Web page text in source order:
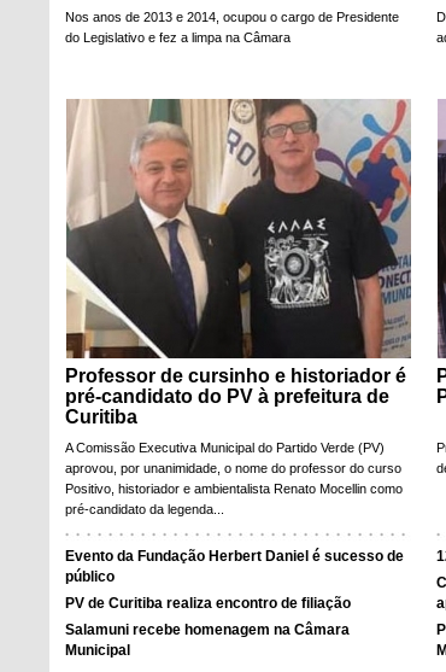
Nos anos de 2013 e 2014, ocupou o cargo de Presidente
do Legislativo e fez a limpa na Câmara
Professor de cursinho e historiador é
pré-candidato do PV à prefeitura de
Curitiba
A Comissão Executiva Municipal do Partido Verde (PV)
aprovou, por unanimidade, o nome do professor do curso
Positivo, historiador e ambientalista Renato Mocellin como
pré-candidato da legenda...
Evento da Fundação Herbert Daniel é sucesso de
público
PV de Curitiba realiza encontro de filiação
Salamuni recebe homenagem na Câmara
Municipal